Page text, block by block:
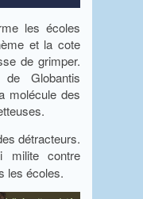
les écoles
et la cote
de grimper.
Globantis
molécule des
détracteurs.
milite contre
les écoles.